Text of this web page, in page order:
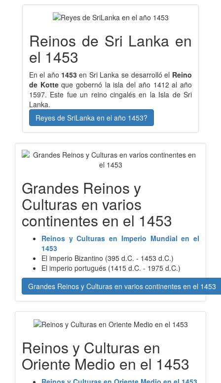
Reinos de Sri Lanka en
el 1453
En el año 1453 en Sri Lanka se desarrolló el Reino
de Kotte que gobernó la isla del año 1412 al año
1597. Este fue un reino cingalés en la Isla de Sri
Lanka.
Reyes de SriLanka en el año 1453?
Grandes Reinos y
Culturas en varios
continentes en el 1453
Reinos y Culturas en Imperio Mundial en el
1453
El imperio Bizantino (395 d.C. - 1453 d.C.)
El imperio portugués (1415 d.C. - 1975 d.C.)
Grandes Reinos y Culturas en varios continentes en el 1453
Reinos y Culturas en
Oriente Medio en el 1453